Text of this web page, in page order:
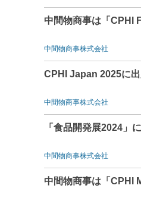
中間物商事は「CPHI
中間物商事株式会社
CPHI Japan 2025に出
中間物商事株式会社
「食品開発展2024」
中間物商事株式会社
中間物商事は「CPHI